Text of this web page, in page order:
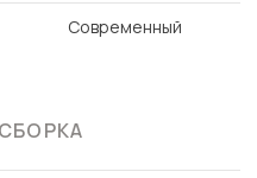
Современный
СБОРКА